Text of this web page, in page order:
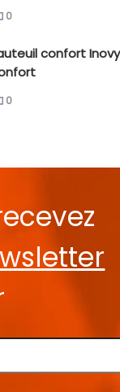
0
confort
0